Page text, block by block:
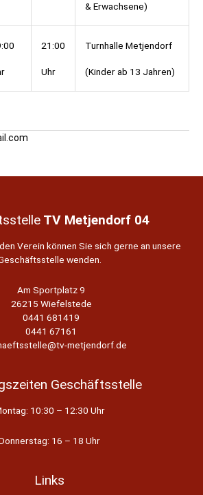
& Erwachsene)
21:00
Uhr
Turnhalle Metjendorf
(Kinder ab 13 Jahren)
TV Metjendorf 04
Verein können Sie sich gerne an unsere
wenden.
Am Sportplatz 9
26215 Wiefelstede
0441 681419
0441 67161
metjendorf.de
Geschäftsstelle
10:30 – 12:30 Uhr
16 – 18 Uhr
Links